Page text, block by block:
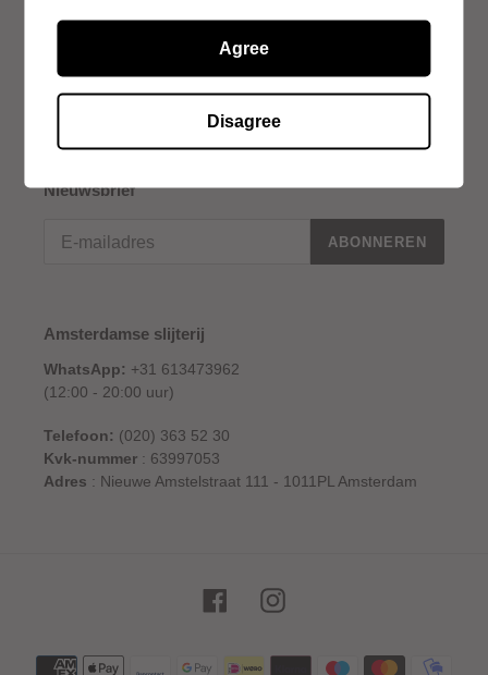
Zoekopdracht
Nieuwsbrief
ABONNEREN
Amsterdamse slijterij
WhatsApp: +31 613473962
(12:00 - 20:00 uur)
Telefoon: (020) 363 52 30
Kvk-nummer : 63997053
Adres : Nieuwe Amstelstraat 111 - 1011PL Amsterdam
FacebookInstagram
Betaalmethoden
Agree
Disagree